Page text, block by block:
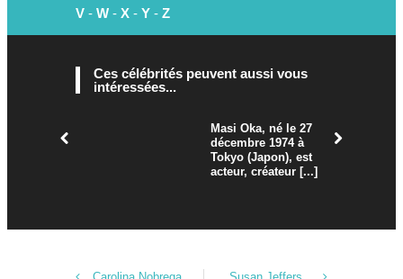
V - W - X - Y - Z
Ces célébrités peuvent aussi vous
intéressées...
Masi Oka, né le 27
décembre 1974 à
Tokyo (Japon), est
acteur, créateur [...]